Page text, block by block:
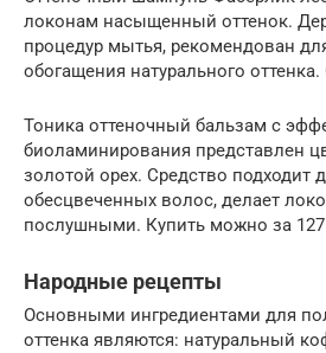
локонам насыщенный оттенок.
процедур мытья, рекомендован
обогащения натурального
Тоника оттеночный бальзам с
биоламинирования представлен
золотой орех. Средство подходит
обесцвеченных волос, делает
послушными. Купить можно за 127
Народные рецепты
Основными ингредиентами для
оттенка являются: натуральный